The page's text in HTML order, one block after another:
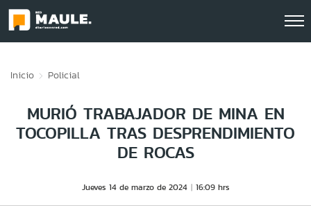
Inicio Policial
MURIÓ TRABAJADOR DE MINA EN
TOCOPILLA TRAS DESPRENDIMIENTO
DE ROCAS
Jueves 14 de marzo de 2024 16:09 hrs